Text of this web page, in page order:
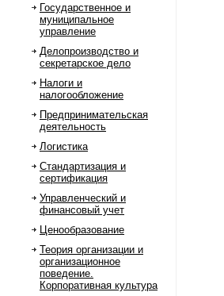
Государственное и
муниципальное
управление
Делопроизводство и
секретарское дело
Налоги и
налогообложение
Предпринимательская
деятельность
Логистика
Стандартизация и
сертификация
Управленческий и
финансовый учет
Ценообразование
Теория организации и
организационное
поведение.
Корпоративная культура